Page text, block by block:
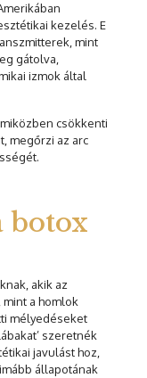
kezelés. E
mint
gátolva,
izmok által
csökkenti
megőrzi az arc
botox
akik az
a homlok
mélyedéseket
szeretnék
javulást hoz,
állapotának